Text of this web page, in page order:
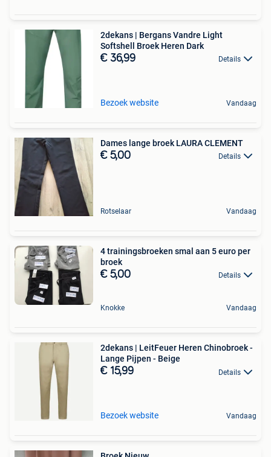
2dekans | Bergans Vandre Light
Softshell Broek Heren Dark
€ 36,99 Details
Bezoek website Vandaag
Dames lange broek LAURA CLEMENT
€ 5,00 Details
Rotselaar Vandaag
4 trainingsbroeken smal aan 5 euro per
broek
€ 5,00 Details
Knokke Vandaag
2dekans | LeitFeuer Heren Chinobroek -
Lange Pijpen - Beige
€ 15,99 Details
Bezoek website Vandaag